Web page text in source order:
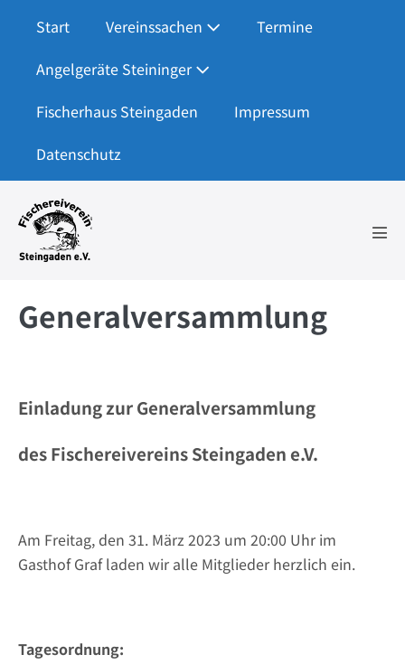
Inhalt
springen
Start Vereinssachen
Termine
Angelgeräte Steininger
Fischerhaus Steingaden
Impressum
Datenschutz
Generalversammlung
Einladung zur Generalversammlung
des Fischereivereins Steingaden e.V.
Am Freitag, den 31. März 2023 um 20:00 Uhr im
Gasthof Graf laden wir alle Mitglieder herzlich ein.
Tagesordnung: